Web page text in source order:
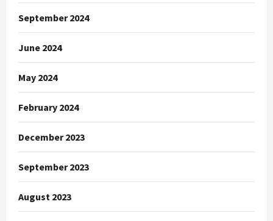
September 2024
June 2024
May 2024
February 2024
December 2023
September 2023
August 2023